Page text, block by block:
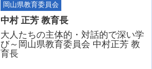
岡山県教育委員会
中村 正芳 教育長
大人たちの主体的・対話的で深い学
び～岡山県教育委員会 中村正芳 教
育長